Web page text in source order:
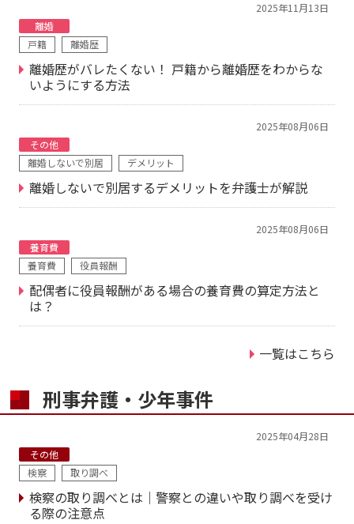
2025年11月13日
離婚
戸籍
離婚歴
離婚歴がバレたくない！ 戸籍から離婚歴をわからな
いようにする方法
2025年08月06日
その他
離婚しないで別居
デメリット
離婚しないで別居するデメリットを弁護士が解説
2025年08月06日
養育費
養育費
役員報酬
配偶者に役員報酬がある場合の養育費の算定方法と
は？
一覧はこちら
刑事弁護・少年事件
2025年04月28日
その他
検察
取り調べ
検察の取り調べとは｜警察との違いや取り調べを受け
る際の注意点